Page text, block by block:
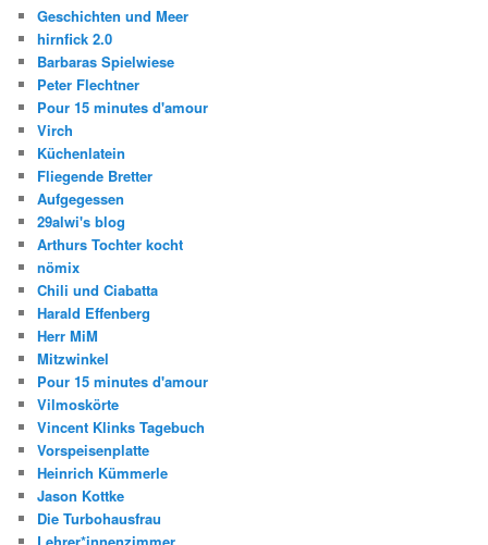
Geschichten und Meer
hirnfick 2.0
Barbaras Spielwiese
Peter Flechtner
Pour 15 minutes d'amour
Virch
Küchenlatein
Fliegende Bretter
Aufgegessen
29alwi's blog
Arthurs Tochter kocht
nömix
Chili und Ciabatta
Harald Effenberg
Herr MiM
Mitzwinkel
Pour 15 minutes d'amour
Vilmoskörte
Vincent Klinks Tagebuch
Vorspeisenplatte
Heinrich Kümmerle
Jason Kottke
Die Turbohausfrau